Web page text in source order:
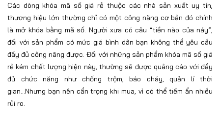
Các dòng khóa mã số giá rẻ thuộc các nhà sản xuất uy tín,
thương hiệu lớn thường chỉ có một công năng cơ bản đó chính
là mở khóa bằng mã số. Người xưa có câu “tiền nào của náy”,
đối với sản phẩm có mức giá bình dân bạn không thể yêu cầu
đầy đủ công năng được. Đối với những sản phẩm khóa mã số giá
rẻ kém chất lượng hiện này, thường sẽ được quảng cáo với đầy
đủ chức năng như chống trộm, báo cháy, quản lí thời
gian...Nhưng bạn nên cẩn trọng khi mua, vì có thể tiềm ẩn nhiều
rủi ro.